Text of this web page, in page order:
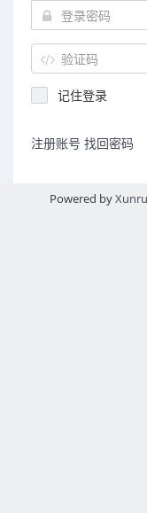
记住登录
注册账号 找回密码
Powered by